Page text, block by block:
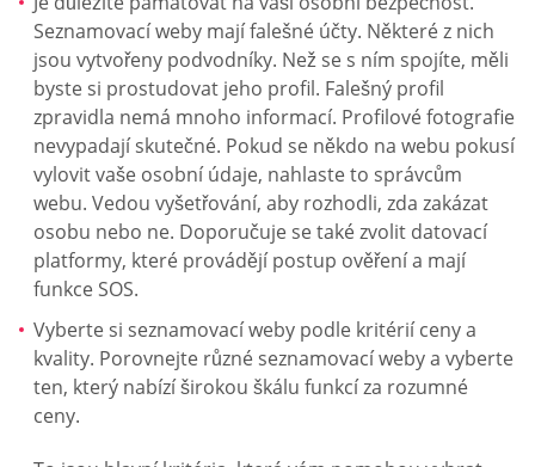
Seznamovací weby mají falešné účty. Některé z nich
jsou vytvořeny podvodníky. Než se s ním spojíte, měli
byste si prostudovat jeho profil. Falešný profil
zpravidla nemá mnoho informací. Profilové fotografie
nevypadají skutečné. Pokud se někdo na webu pokusí
vylovit vaše osobní údaje, nahlaste to správcům
webu. Vedou vyšetřování, aby rozhodli, zda zakázat
osobu nebo ne. Doporučuje se také zvolit datovací
platformy, které provádějí postup ověření a mají
funkce SOS.
Vyberte si seznamovací weby podle kritérií ceny a
kvality. Porovnejte různé seznamovací weby a vyberte
ten, který nabízí širokou škálu funkcí za rozumné
ceny.